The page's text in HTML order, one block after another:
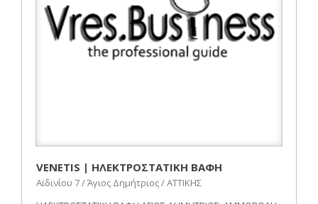
VENETIS | ΗΛΕΚΤΡΟΣΤΑΤΙΚΗ ΒΑΦΗ
Αϊδινίου 7 / Άγιος Δημήτριος / ΑΤΤΙΚΗΣ